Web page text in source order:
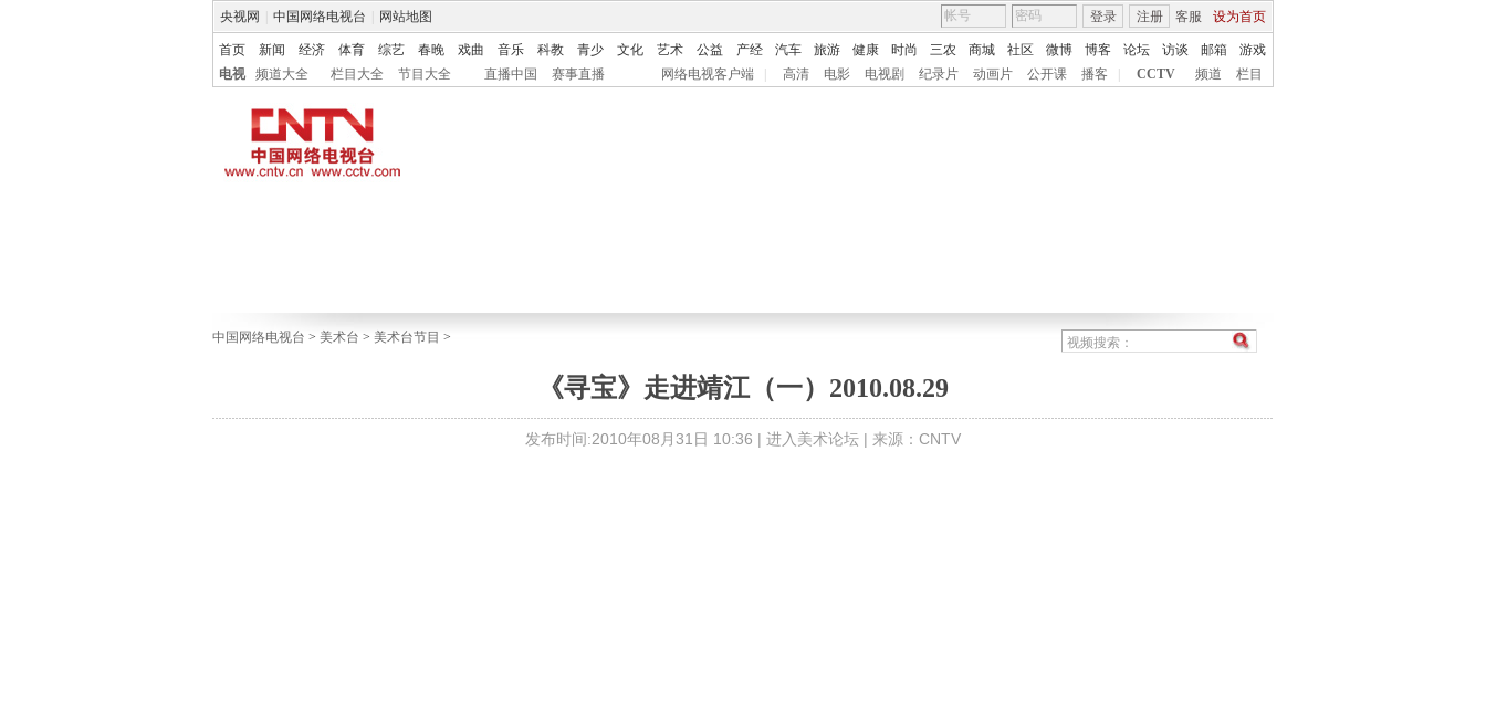
央视网 中国网络电视台 网站地图 客服 设为首页
登录 注册
首页 新闻 经济 体育 综艺 春晚 戏曲 音乐 科教 青少 文化 艺术 公益 产经 汽车 旅游 健康 时尚 三农 商城 社区 微博 博客 论坛 访谈 邮箱
游戏
电视
频道大全 栏目大全 节目大全 直播中国 赛事直播 网络电视客户端 高清 电影 电视剧 纪录片 动画片 公开课 播客 CCTV 频道 栏目
中国网络电视台 > 美术台 > 美术台节目 >
《寻宝》走进靖江（一）2010.08.29
发布时间:2010年08月31日 10:36 | 进入美术论坛 | 来源：CNTV